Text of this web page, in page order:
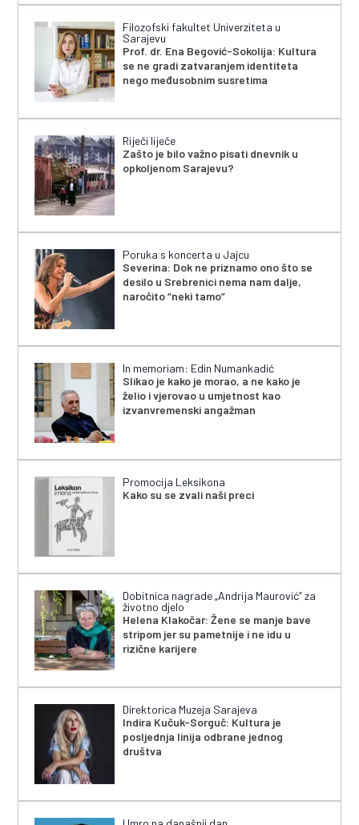
Filozofski fakultet Univerziteta u
Sarajevu
Prof. dr. Ena Begović-Sokolija: Kultura
se ne gradi zatvaranjem identiteta
nego međusobnim susretima
Riječi liječe
Zašto je bilo važno pisati dnevnik u
opkoljenom Sarajevu?
Poruka s koncerta u Jajcu
Severina: Dok ne priznamo ono što se
desilo u Srebrenici nema nam dalje,
naročito “neki tamo”
In memoriam: Edin Numankadić
Slikao je kako je morao, a ne kako je
želio i vjerovao u umjetnost kao
izvanvremenski angažman
Promocija Leksikona
Kako su se zvali naši preci
Dobitnica nagrade „Andrija Maurović” za
životno djelo
Helena Klakočar: Žene se manje bave
stripom jer su pametnije i ne idu u
rizične karijere
Direktorica Muzeja Sarajeva
Indira Kučuk-Sorguč: Kultura je
posljednja linija odbrane jednog
društva